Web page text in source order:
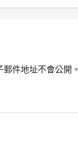
件地址不會公開。